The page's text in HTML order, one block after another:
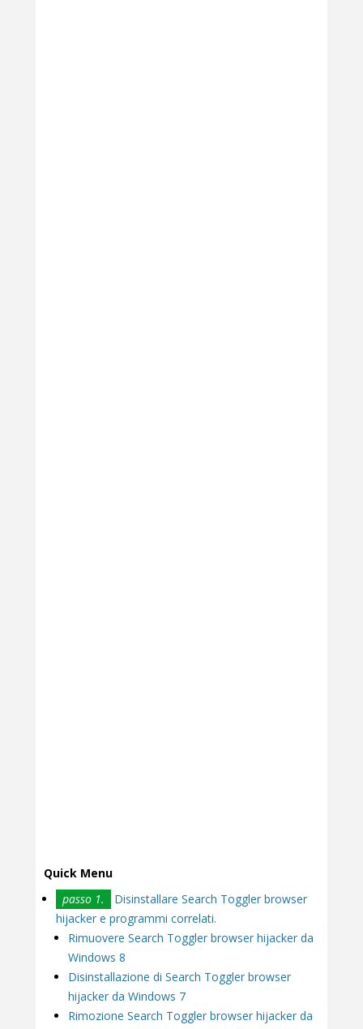
Quick Menu
passo 1.
Disinstallare Search Toggler browser
hijacker e programmi correlati.
Rimuovere Search Toggler browser hijacker da
Windows 8
Disinstallazione di Search Toggler browser
hijacker da Windows 7
Rimozione Search Toggler browser hijacker da